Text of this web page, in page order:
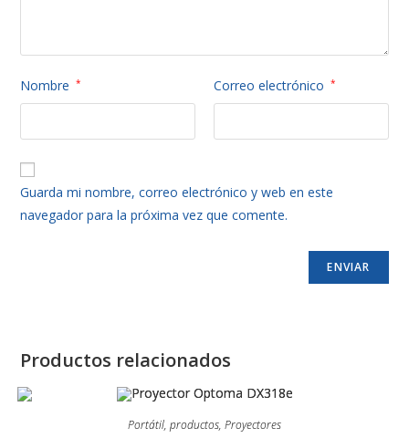
Nombre * Correo electrónico *
Guarda mi nombre, correo electrónico y web en este
navegador para la próxima vez que comente.
Productos relacionados
Portátil, productos, Proyectores